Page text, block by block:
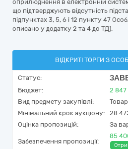
оприлюднення в електронній
що підтверджують відсутність
підпунктах 3, 5, 6 і 12 пункту 47
описано у додатку 2 та 4 до ТД).
ВІДКРИТІ ТОРГИ З
Статус:
Бюджет: 2 847
Вид предмету закупівлі:
Мінімальний крок аукціону:
28
Оцінка пропозицій:
За
Забезпечення пропозиції:
85